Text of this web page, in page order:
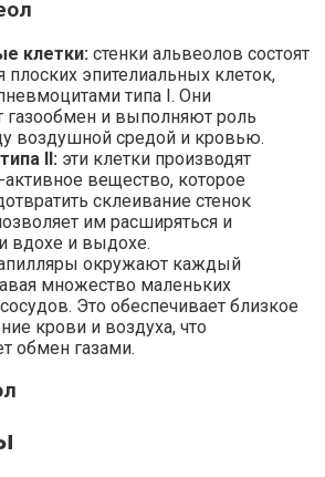
клетки: стенки альвеолов состоят
плоских эпителиальных клеток,
типа I. Они
газообмен и выполняют роль
воздушной средой и кровью.
II: эти клетки производят
активное вещество, которое
склеивание стенок
им расширяться и
вдохе и выдохе.
окружают каждый
множество маленьких
Это обеспечивает близкое
крови и воздуха, что
обмен газами.